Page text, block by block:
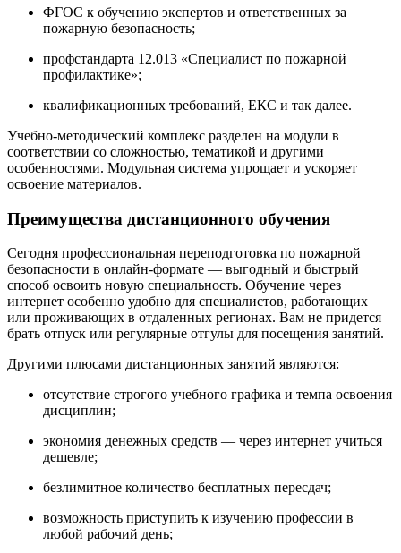
ФГОС к обучению экспертов и ответственных за
пожарную безопасность;
профстандарта 12.013 «Специалист по пожарной
профилактике»;
квалификационных требований, ЕКС и так далее.
Учебно-методический комплекс разделен на модули в
соответствии со сложностью, тематикой и другими
особенностями. Модульная система упрощает и ускоряет
освоение материалов.
Преимущества дистанционного обучения
Сегодня профессиональная переподготовка по пожарной
безопасности в онлайн-формате — выгодный и быстрый
способ освоить новую специальность. Обучение через
интернет особенно удобно для специалистов, работающих
или проживающих в отдаленных регионах. Вам не придется
брать отпуск или регулярные отгулы для посещения занятий.
Другими плюсами дистанционных занятий являются:
отсутствие строгого учебного графика и темпа освоения
дисциплин;
экономия денежных средств — через интернет учиться
дешевле;
безлимитное количество бесплатных пересдач;
возможность приступить к изучению профессии в
любой рабочий день;